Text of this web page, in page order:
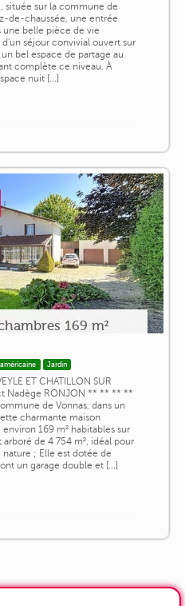
située sur la commune de
de-chaussée, une entrée
une belle pièce de vie
séjour convivial ouvert sur
bel espace de partage au
complète ce niveau. À
nuit [...]
169 m²
Jardin
ET CHATILLON SUR
Nadège RONJON ** ** ** **
de Vonnas, dans un
charmante maison
169 m² habitables sur
de 4 754 m², idéal pour
; Elle est dotée de
un garage double et [...]